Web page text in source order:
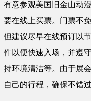
有意参观美国旧金山动
要在线上买票。门票不
但建议尽早在线预订以
件以便快速入场，并遵
持环境清洁等。由于展
自己的行程，确保不错